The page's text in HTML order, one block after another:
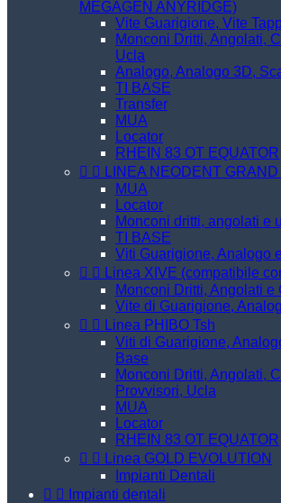
MEGAGEN ANYRIDGE)
Vite Guarigione, Vite
Monconi Dritti, Angolati,
Ucla
Analogo, Analogo 3D,
TI BASE
Transfer
MUA
Locator
RHEIN 83 OT EQUATOR
  LINEA NEODENT
MUA
Locator
Monconi dritti, angolati e
TI BASE
Viti Guarigione, Analogo
  Linea XIVE (compatibile
Monconi Dritti, Angolati e
Vite di Guarigione,
  Linea PHIBO Tsh
Viti di Guarigione,
Base
Monconi Dritti, Angolati,
Provvisori, Ucla
MUA
Locator
RHEIN 83 OT EQUATOR
  Linea GOLD EVOLUTION
Impianti Dentali
 
Impianti dentali